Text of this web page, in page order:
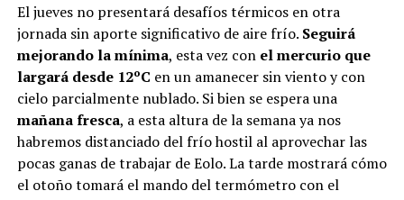
El jueves no presentará desafíos térmicos en otra
jornada sin aporte significativo de aire frío. Seguirá
mejorando la mínima, esta vez con el mercurio que
largará desde 12ºC en un amanecer sin viento y con
cielo parcialmente nublado. Si bien se espera una
mañana fresca, a esta altura de la semana ya nos
habremos distanciado del frío hostil al aprovechar las
pocas ganas de trabajar de Eolo. La tarde mostrará cómo
el otoño tomará el mando del termómetro con el